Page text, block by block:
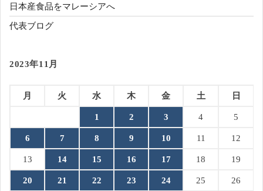
日本産食品をマレーシアへ
代表ブログ
2023年11月
月 火 水 木 金 土 日
1 2 3 4 5
6 7 8 9 10 11 12
13 14 15 16 17 18 19
20 21 22 23 24 25 26